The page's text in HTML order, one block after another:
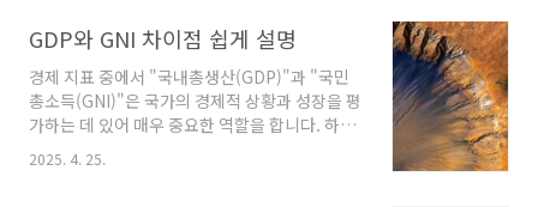
많습니다. 특히 공복에 유산균을 섭취하는 것이
효능유산균은 주로 소화기 건강에 도움을 줄 뿐
만 아니라 몸의 다양한 면역 기능을 향상시키는
데 기여합니다. 유산균이 가지고 있는 대표적인
효과는 다음과 같습니다:소화 기능 개선: 유산균
GDP와 GNI 차이점 쉽게 설명
경제 지표 중에서 "국내총생산(GDP)"과 "국민
총소득(GNI)"은 국가의 경제적 상황과 성장을 평
가하는 데 있어 매우 중요한 역할을 합니다. 하지
만 이 두 지표는 그 근본적인 개념에서 상당한 차
이를 보입니다. 이번 글에서는 GDP와 GNI의 정
2025. 4. 25.